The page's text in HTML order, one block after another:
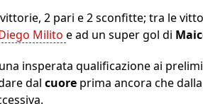
2 pari e 2 sconfitte; tra le
Milito e ad un super gol di
insperata qualificazione ai
dal cuore prima ancora che